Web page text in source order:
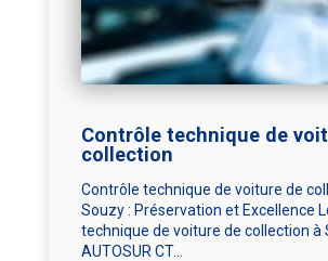
Contrôle technique de
collection
Contrôle technique de voiture de
Souzy : Préservation et Excellence
technique de voiture de collection à
AUTOSUR CT...